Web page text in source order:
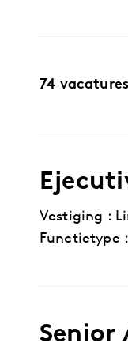
74 vacatures
Vestiging :
Functietype
Senior